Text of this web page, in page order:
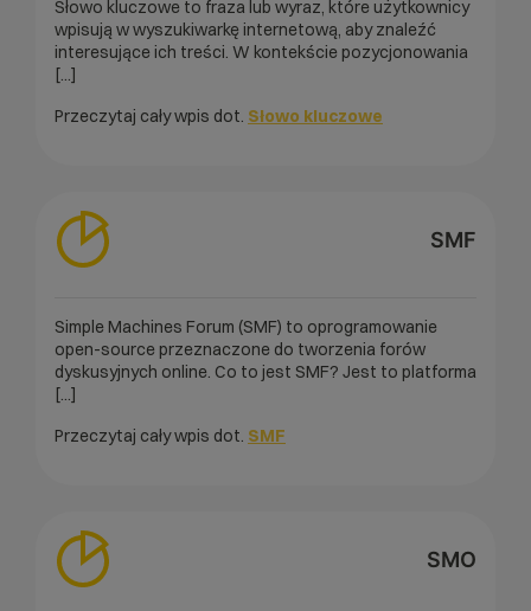
Słowo kluczowe to fraza lub wyraz, które użytkownicy
wpisują w wyszukiwarkę internetową, aby znaleźć
interesujące ich treści. W kontekście pozycjonowania
[...]
Przeczytaj cały wpis dot. Słowo kluczowe
SMF
Simple Machines Forum (SMF) to oprogramowanie
open-source przeznaczone do tworzenia forów
dyskusyjnych online. Co to jest SMF? Jest to platforma
[...]
Przeczytaj cały wpis dot. SMF
SMO